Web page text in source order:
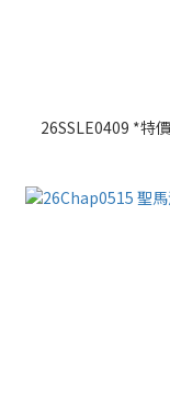
26SSLE0409 *特